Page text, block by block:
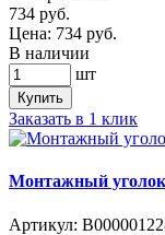
734 руб.
Цена: 734 руб.
В наличии
шт
Купить
Заказать в 1 клик
Монтажный уголок
Артикул: